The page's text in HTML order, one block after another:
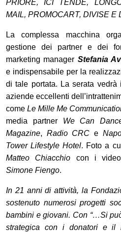
PRIORE, ICI TENDE,
MAIL, PROMOCART, DIVISE E
La complessa macchina
gestione dei partner e dei
marketing manager Stefania
e indispensabile per la
di tale portata. La serata
aziende eccellenti
come Le Mille Me
media partner We Can
Magazine, Radio CRCe
Tower Lifestyle Hotel. Foto a
Matteo Chiacchio con i
Simone Fiengo.
In 21 anni di attività, la
sostenuto numerosi progetti
bambini e giovani. Con “…Si
strategica con i donatori e il